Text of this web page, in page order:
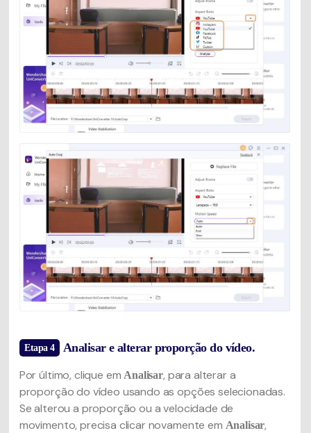
Etapa 4 Analisar e alterar proporção do vídeo.
Por último, clique emAnalisar, para alterar a
proporção do vídeo usando as opções selecionadas.
Se alterou a proporção ou a velocidade de
movimento, precisa clicar novamente em Analisar,